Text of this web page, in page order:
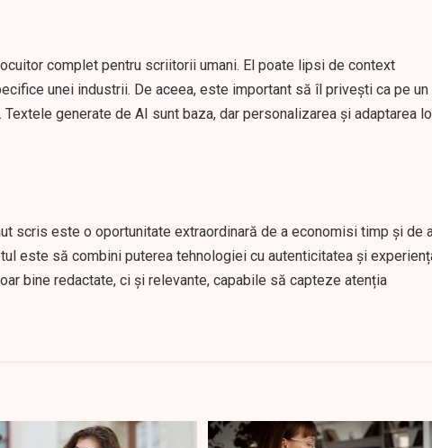
complet pentru scriitorii umani. El poate lipsi de context
unei industrii. De aceea, este important să îl privești ca pe un
generate de AI sunt baza, dar personalizarea și adaptarea
scris este o oportunitate extraordinară de a economisi timp și de
este să combini puterea tehnologiei cu autenticitatea și
bine redactate, ci și relevante, capabile să capteze atenția